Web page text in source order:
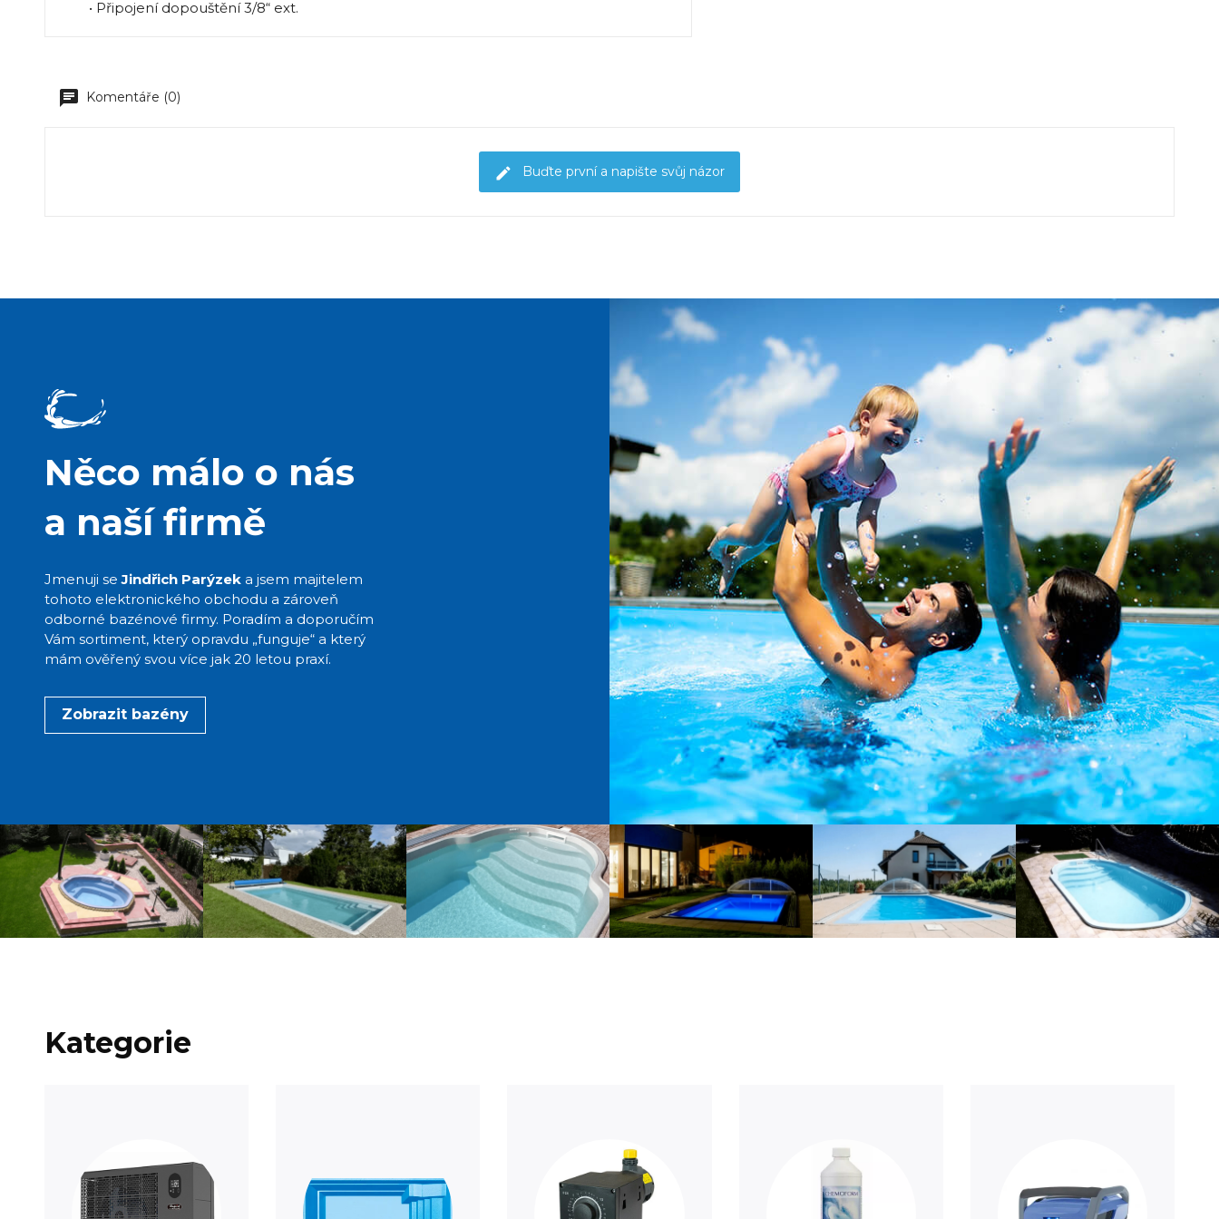
• Připojení dopouštění 3/8“ ext.
Komentáře (0)
Buďte první a napište svůj názor
Něco málo o nás
a naší firmě
Jmenuji seJindřich Parýzeka jsem majitelem
tohoto elektronického obchodu a zároveň
odborné bazénové firmy. Poradím a doporučím
Vám sortiment, který opravdu „funguje“ a který
mám ověřený svou více jak 20 letou praxí.
Zobrazit bazény
Kategorie